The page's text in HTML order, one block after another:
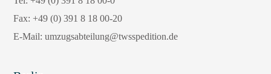
Fax:+49 (0) 391 8 18 00-20
E-Mail:umzugsabteilung@twsspedition.de